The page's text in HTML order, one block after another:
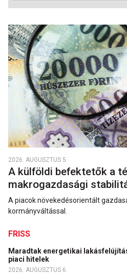
2026. AUGUSZTUS 5.
A külföldi befektetők a
makrogazdasági
A piacok növekedésorientált
kormányváltással.
FRISS
Maradtak energetikai
piaci hitelek
2026. AUGUSZTUS 6.